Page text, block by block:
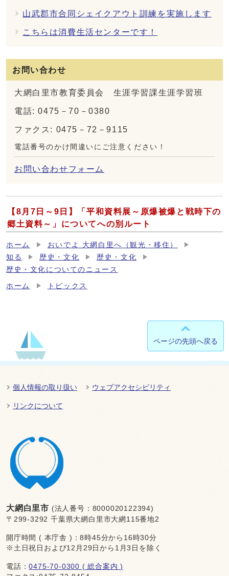
山武郡市合同シェイクアウト訓練を実施します
こちらは消費生活センターです！
お問い合わせ
大網白里市教育委員会 生涯学習課生涯学習班
電話: 0475－70－0380
ファクス: 0475－72－9115
電話番号のかけ間違いにご注意ください！
お問い合わせフォーム
【8月7日～9日】「平和資料展～原爆被爆と戦時下の
郷土資料～」についてへの別ルート
ホーム
おいでよ 大網白里へ（観光・移住）
知る
歴史・文化
歴史・文化
歴史・文化についてのニュース
ホーム トピックス
ページの先頭へ戻る
個人情報の取り扱い ウェブアクセシビリティ
リンクについて
大網白里市 (法人番号：8000020122394)
〒299-3292 千葉県大網白里市大網115番地2
開庁時間 ( 本庁舎 )：8時45分から16時30分
※土日祝日および12月29日から1月3日を除く
電話：0475-70-0300 ( 総合案内 )